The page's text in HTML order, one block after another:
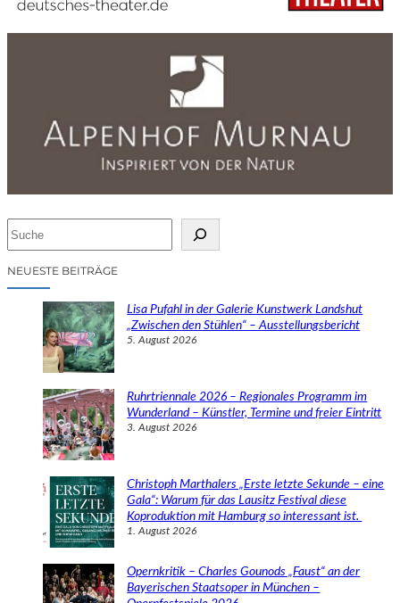
cNEUESTE BEITRÄGE
Lisa Pufahl in der Galerie Kunstwerk Landshut
„Zwischen den Stühlen“ – Ausstellungsbericht
5. August 2026
Ruhrtriennale 2026 – Regionales Programm im
Wunderland – Künstler, Termine und freier Eintritt
3. August 2026
Christoph Marthalers „Erste letzte Sekunde – eine
Gala“: Warum für das Lausitz Festival diese
Koproduktion mit Hamburg so interessant ist.
1. August 2026
Opernkritik – Charles Gounods „Faust“ an der
Bayerischen Staatsoper in München –